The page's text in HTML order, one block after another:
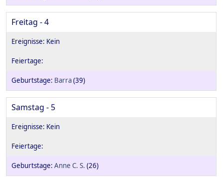
Freitag - 4
Barra(39)
Samstag - 5
Anne C. S. (26)